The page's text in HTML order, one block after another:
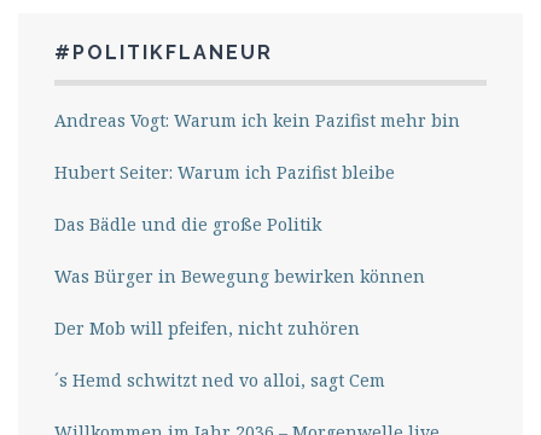
#POLITIKFLANEUR
Andreas Vogt: Warum ich kein Pazifist mehr bin
Hubert Seiter: Warum ich Pazifist bleibe
Das Bädle und die große Politik
Was Bürger in Bewegung bewirken können
Der Mob will pfeifen, nicht zuhören
´s Hemd schwitzt ned vo alloi, sagt Cem